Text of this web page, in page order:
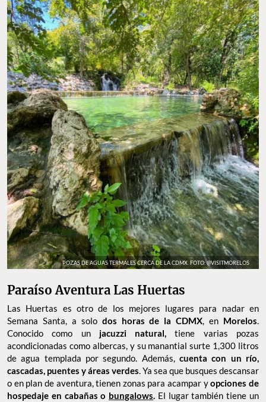
POZAS DE AGUAS TERMALES CERCA DE LA CDMX. FOTO: @VISITMORELOS
Paraíso Aventura Las Huertas
Las Huertas es otro de los mejores lugares para nadar en
Semana Santa, a solo dos horas de la CDMX, en Morelos.
Conocido como un jacuzzi natural,tiene varias pozas
acondicionadas como albercas, y su manantial surte 1,300 litros
de agua templada por segundo. Además, cuenta con un río,
cascadas, puentes y áreas verdes. Ya sea que busques descansar
o en plan de aventura, tienen zonas para acampar yopciones de
hospedaje en cabañas o bungalows. El lugar también tiene un